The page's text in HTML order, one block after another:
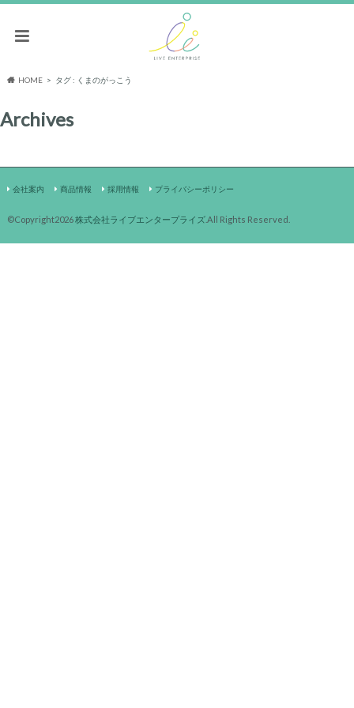
HOME タグ : くまのがっこう
Archives
会社案内 商品情報 採用情報 プライバシーポリシー
©Copyright2026株式会社ライブエンタープライズ.All Rights Reserved.